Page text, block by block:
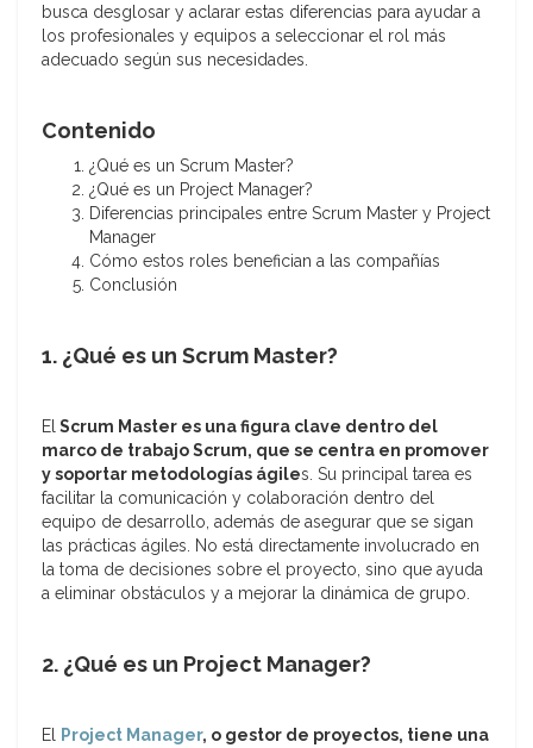
busca desglosar y aclarar estas diferencias para ayudar a
los profesionales y equipos a seleccionar el rol más
adecuado según sus necesidades.
Contenido
¿Qué es un Scrum Master?
¿Qué es un Project Manager?
Diferencias principales entre Scrum Master y Project
Manager
Cómo estos roles benefician a las compañías
Conclusión
1. ¿Qué es un Scrum Master?
ElScrum Master es una figura clave dentro del
marco de trabajo Scrum, que se centra en promover
y soportar metodologías ágiles. Su principal tarea es
facilitar la comunicación y colaboración dentro del
equipo de desarrollo, además de asegurar que se sigan
las prácticas ágiles. No está directamente involucrado en
la toma de decisiones sobre el proyecto, sino que ayuda
a eliminar obstáculos y a mejorar la dinámica de grupo.
2. ¿Qué es un Project Manager?
El Project Manager, o gestor de proyectos, tiene una